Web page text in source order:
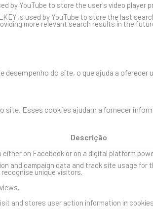
by YouTube to store the user's video player
is used by YouTube to store the last
more relevant search results in the
do site, o que ajuda a
Esses cookies ajudam a fornecer
Descrição
on Facebook or on a digital platform
and campaign data and track site usage
unique visitors.
and stores user action information in